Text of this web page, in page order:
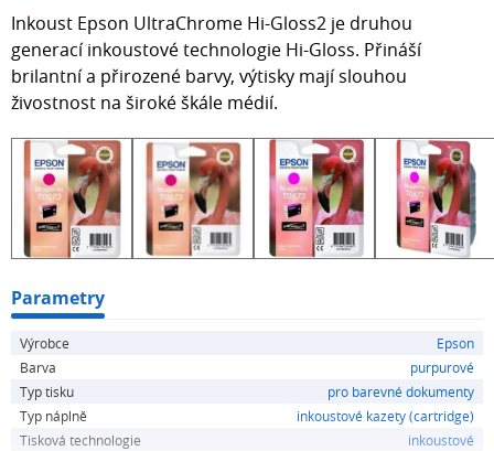
Inkoust Epson UltraChrome Hi-Gloss2 je druhou
generací inkoustové technologie Hi-Gloss. Přináší
brilantní a přirozené barvy, výtisky mají slouhou
živostnost na široké škále médií.
Parametry
Výrobce
Epson
Barva
purpurové
Typ tisku
pro barevné dokumenty
Typ náplně
inkoustové kazety (cartridge)
Tisková technologie
inkoustové